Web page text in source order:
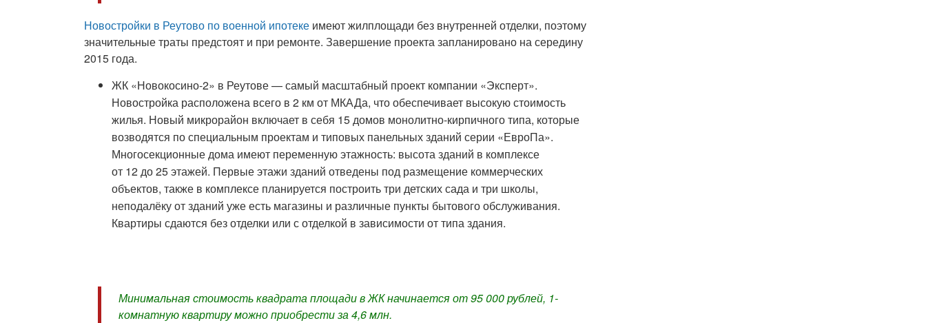
Новостройки в Реутово по военной ипотеке имеют жилплощади без внутренней отделки, поэтому
значительные траты предстоят и при ремонте. Завершение проекта запланировано на середину
2015 года.
ЖК «Новокосино-2» в Реутове — самый масштабный проект компании «Эксперт».
Новостройка расположена всего в 2 км от МКАДа, что обеспечивает высокую стоимость
жилья. Новый микрорайон включает в себя 15 домов монолитно-кирпичного типа, которые
возводятся по специальным проектам и типовых панельных зданий серии «ЕвроПа».
Многосекционные дома имеют переменную этажность: высота зданий в комплексе
от 12 до 25 этажей. Первые этажи зданий отведены под размещение коммерческих
объектов, также в комплексе планируется построить три детских сада и три школы,
неподалёку от зданий уже есть магазины и различные пункты бытового обслуживания.
Квартиры сдаются без отделки или с отделкой в зависимости от типа здания.
Минимальная стоимость квадрата площади в ЖК начинается от 95 000 рублей, 1-
комнатную квартиру можно приобрести за 4,6 млн.